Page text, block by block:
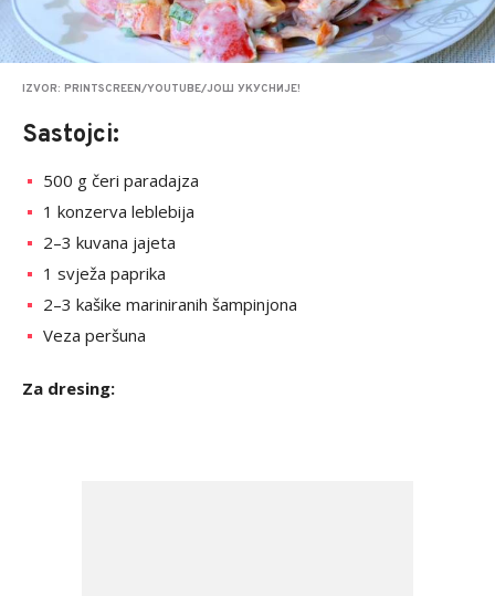
IZVOR: PRINTSCREEN/YOUTUBE/ЈОШ УКУСНИЈЕ!
Sastojci:
500 g čeri paradajza
1 konzerva leblebija
2–3 kuvana jajeta
1 svježa paprika
2–3 kašike mariniranih šampinjona
Veza peršuna
Za dresing: